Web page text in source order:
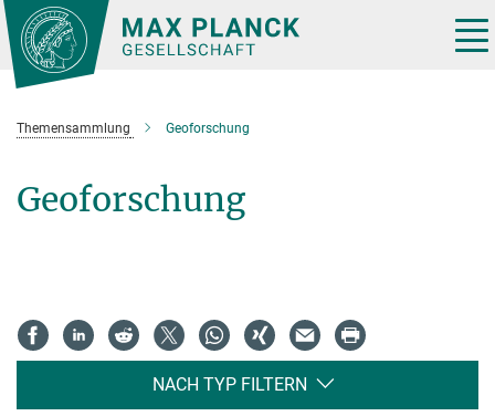
Hauptinhalt
Themensammlung Geoforschung
Geoforschung
NACH TYP FILTERN